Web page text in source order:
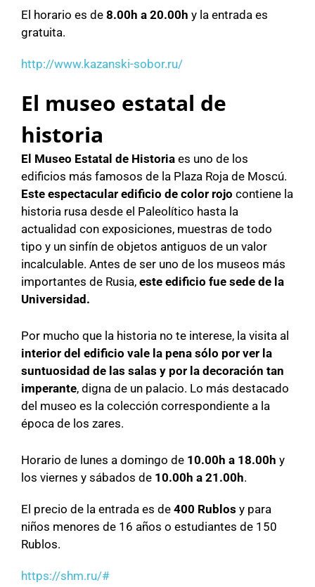
El horario es de 8.00h a 20.00h y la entrada es
gratuita.
http://www.kazanski-sobor.ru/
El museo estatal de
historia
El Museo Estatal de Historia es uno de los
edificios más famosos de la Plaza Roja de Moscú.
Este espectacular edificio de color rojo contiene la
historia rusa desde el Paleolítico hasta la
actualidad con exposiciones, muestras de todo
tipo y un sinfín de objetos antiguos de un valor
incalculable. Antes de ser uno de los museos más
importantes de Rusia, este edificio fue sede de la
Universidad.
Por mucho que la historia no te interese, la visita al
interior del edificio vale la pena sólo por ver la
suntuosidad de las salas y por la decoración tan
imperante, digna de un palacio. Lo más destacado
del museo es la colección correspondiente a la
época de los zares.
Horario de lunes a domingo de 10.00h a 18.00h y
los viernes y sábados de 10.00h a 21.00h.
El precio de la entrada es de 400 Rublos y para
niños menores de 16 años o estudiantes de 150
Rublos.
https://shm.ru/#